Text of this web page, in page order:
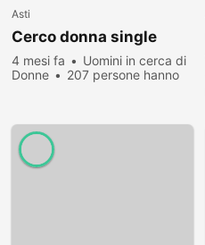
Asti
Cerco donna single
4 mesi fa
Uomini in cerca di
Donne
207 persone hanno